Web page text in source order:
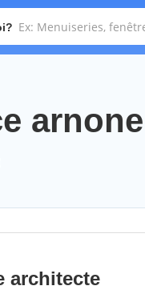
architecte